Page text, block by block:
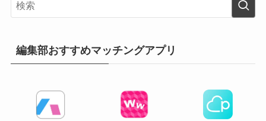
編集部おすすめマッチングアプリ